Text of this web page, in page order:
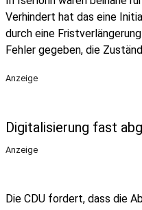
Verhindert hat das eine
durch eine
Fehler gegeben, die
Anzeige
Digitalisierung fast
Anzeige
Die CDU fordert, dass die